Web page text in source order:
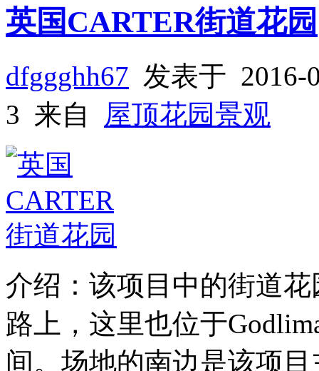
英国CARTER街道花园
dfggghh67 发表于 2016-
3 来自 屋顶花园景观
介绍：该项目中的街道
路上，这里也位于
间。场地的南边是该项